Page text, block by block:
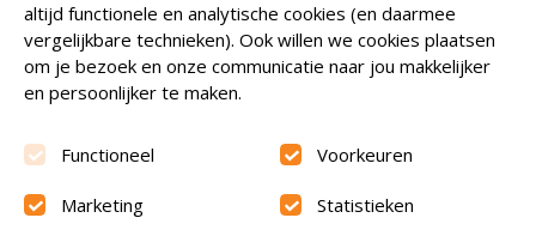
E-mailadres
Abonneer
Beoordeling9.6
altijd functionele en analytische cookies (en daarmee
vergelijkbare technieken). Ook willen we cookies plaatsen
om je bezoek en onze communicatie naar jou makkelijker
en persoonlijker te maken.
Functioneel Voorkeuren
Marketing Statistieken